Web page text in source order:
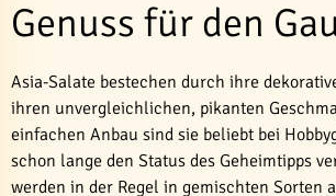
Genuss für den
Asia-Salate bestechen durch ihre
ihren unvergleichlichen, pikanten
einfachen Anbau sind sie beliebt bei
schon lange den Status des Geheimtipps
werden in der Regel in gemischten Sorten